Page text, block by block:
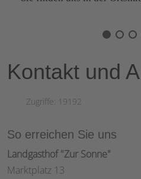
Kontakt und
Zugriffe: 19192
So erreichen Sie uns
Landgasthof "Zur Sonne"
Marktplatz 13